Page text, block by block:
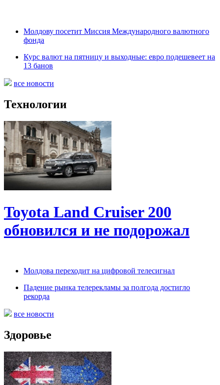
Молдову посетит Миссия Международного валютного
фонда
Курс валют на пятницу и выходные: евро подешевеет на
13 банов
все новости
Технологии
Toyota Land Cruiser 200
обновился и не подорожал
Молдова переходит на цифровой телесигнал
Падение рынка телерекламы за полгода достигло
рекорда
все новости
Здоровье